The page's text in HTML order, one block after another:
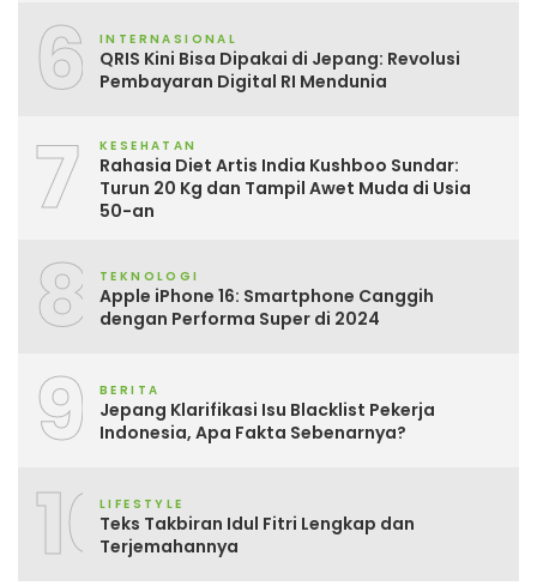
6 INTERNASIONAL
QRIS Kini Bisa Dipakai di Jepang: Revolusi
Pembayaran Digital RI Mendunia
7 KESEHATAN
Rahasia Diet Artis India Kushboo Sundar:
Turun 20 Kg dan Tampil Awet Muda di Usia
50-an
8 TEKNOLOGI
Apple iPhone 16: Smartphone Canggih
dengan Performa Super di 2024
9 BERITA
Jepang Klarifikasi Isu Blacklist Pekerja
Indonesia, Apa Fakta Sebenarnya?
10LIFESTYLE
Teks Takbiran Idul Fitri Lengkap dan
Terjemahannya